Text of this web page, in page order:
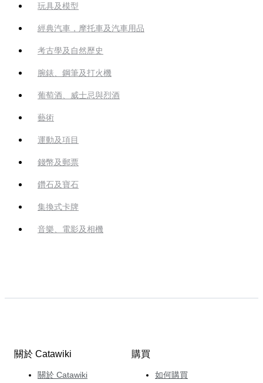
玩具及模型
經典汽車，摩托車及汽車用品
考古學及自然歷史
腕錶、鋼筆及打火機
葡萄酒、威士忌與烈酒
藝術
運動及項目
錢幣及郵票
鑽石及寶石
集換式卡牌
音樂、電影及相機
關於 Catawiki
關於 Catawiki
購買
如何購買